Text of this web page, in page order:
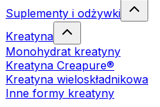
Suplementy i odżywki
Kreatyna
Monohydrat kreatyny
Kreatyna Creapure®
Kreatyna wieloskładnikowa
Inne formy kreatyny